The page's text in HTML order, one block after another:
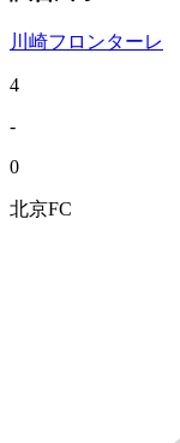
川崎フロンターレ
4
-
0
北京FC